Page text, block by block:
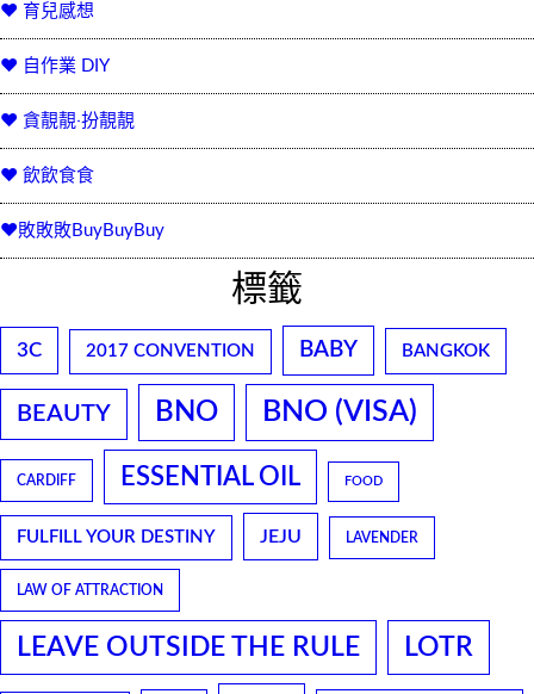
♥ 育兒感想
♥ 自作業 DIY
♥ 貪靚靚‧扮靚靚
♥ 飲飲食食
♥敗敗敗BuyBuyBuy
標籤
3C 2017 CONVENTION BABY BANGKOK
BEAUTY BNO BNO (VISA)
CARDIFF ESSENTIAL OIL FOOD
FULFILL YOUR DESTINY JEJU LAVENDER
LAW OF ATTRACTION
LEAVE OUTSIDE THE RULE LOTR